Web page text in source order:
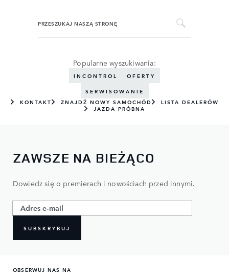
Popularne wyszukiwania:
INCONTROL
OFERTY
SERWISOWANIE
KONTAKT
ZNAJDŹ NOWY SAMOCHÓD
LISTA DEALERÓW
JAZDA PRÓBNA
ZAWSZE NA BIEŻĄCO
Dowiedz się o premierach i nowościach przed innymi.​
SUBSKRYBUJ
OBSERWUJ NAS NA